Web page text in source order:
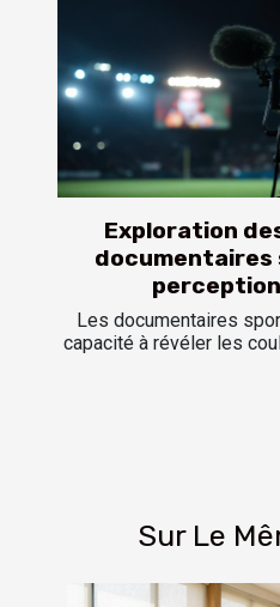
Exploration
Les documentaires
capacité à révéler les
Sur Le